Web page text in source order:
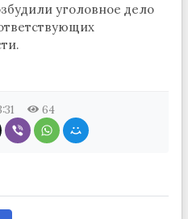
уголовное дело
64